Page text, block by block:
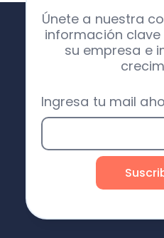
Únete a nuestra
información
su empresa e
Ingresa tu mail